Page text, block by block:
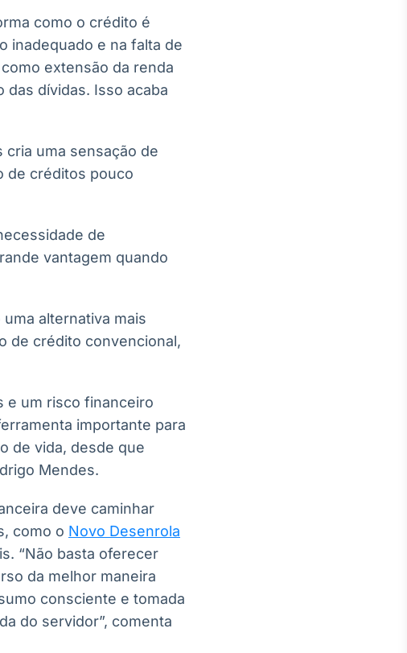
como o crédito é
inadequado e na falta de
extensão da renda
dívidas. Isso acaba
uma sensação de
de créditos pouco
de
vantagem quando
alternativa mais
de crédito convencional,
e um risco financeiro
importante para
de vida, desde que
Mendes.
deve caminhar
como o Novo Desenrola
“Não basta oferecer
da melhor maneira
consciente e tomada
do servidor”, comenta